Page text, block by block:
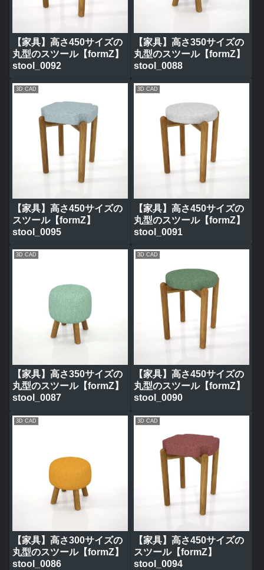
【家具】高さ450サイズの
丸型のスツール【formZ】
stool_0092
【家具】高さ350サイズの
丸型のスツール【formZ】
stool_0088
3D CAD
【家具】高さ450サイズの
スツール【formZ】
stool_0095
3D CAD
【家具】高さ450サイズの
丸型のスツール【formZ】
stool_0091
3D CAD
【家具】高さ350サイズの
丸型のスツール【formZ】
stool_0087
3D CAD
【家具】高さ450サイズの
丸型のスツール【formZ】
stool_0090
3D CAD
【家具】高さ300サイズの
丸型のスツール【formZ】
stool_0086
3D CAD
【家具】高さ450サイズの
スツール【formZ】
stool_0094